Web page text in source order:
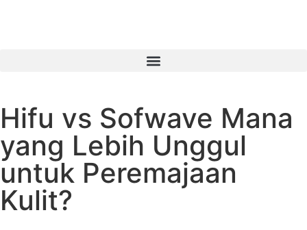
Hifu vs Sofwave Mana
yang Lebih Unggul
untuk Peremajaan
Kulit?